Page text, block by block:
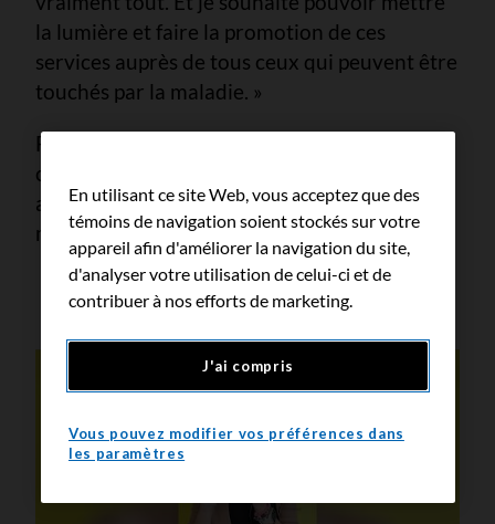
la lumière et faire la promotion de ces
services auprès de tous ceux qui peuvent être
touchés par la maladie. »
Faites un don à la Société canadienne du
cancer pour permettre aux personnes
atteintes de cancer de profiter de plus de
moments précieux avec leurs proches.
Lire le vidéo
En utilisant ce site Web, vous acceptez que des
témoins de navigation soient stockés sur votre
appareil afin d'améliorer la navigation du site,
d'analyser votre utilisation de celui-ci et de
contribuer à nos efforts de marketing.
J'ai compris
Vous pouvez modifier vos préférences dans
les paramètres